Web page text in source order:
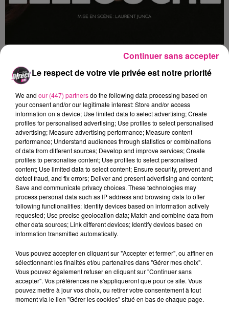
En 2 ans, Ninette, Charlotte Léonie ou encore la
femme de Lenny lui ont permis d'être suivie par plus
de 2 millions de personnes sur les réseaux sociaux. Il
ne restait plus qu'à passer du virtuel à la scène !
Entre interprétations de personnages et
performances musicales, Camille passe du chant à la
comédieavec une aisance irrésistible. Recommandé
à partir de 12 ans.
Pour gagner vos places pourCamille Lellouchele 4
février au Zénith de Nancy. Envoyez nous le mot de
passe "Camille" àjeu@radiodirect.netavec toutes vos
coordonnées.
Bonne chance.
7 août 2026
Lorraine : une journée pas comme les autres au Parc animalier de...
6 août 2026
Metz : une distribution de lunette gratuite pour voir l’éclipse
Le respect de votre vie privée est notre priorité
We and our (447) partnersdo the following data processing based on
your consent and/or our legitimate interest: Store and/or access
information on a device; Use limited data to select advertising; Create
profiles for personalised advertising; Use profiles to select personalised
advertising; Measure advertising performance; Measure content
performance; Understand audiences through statistics or combinations
of data from different sources; Develop and improve services; Create
profiles to personalise content; Use profiles to select personalised
content; Use limited data to select content; Ensure security, prevent and
detect fraud, and fix errors; Deliver and present advertising and content;
Save and communicate privacy choices. These technologies may
process personal data such as IP address and browsing data to offer
following functionalities: Identify devices based on information actively
requested; Use precise geolocation data; Match and combine data from
other data sources; Link different devices; Identify devices based on
information transmitted automatically.
Vous pouvez accepter en cliquant sur "Accepter et fermer", ou affiner en
sélectionnant les finalités et/ou partenaires dans "Gérer mes choix".
Vous pouvez également refuser en cliquant sur "Continuer sans
accepter". Vos préférences ne s'appliqueront que pour ce site. Vous
pouvez mettre à jour vos choix, ou retirer votre consentement à tout
moment via le lien "Gérer les cookies" situé en bas de chaque page.
Continuer sans accepter